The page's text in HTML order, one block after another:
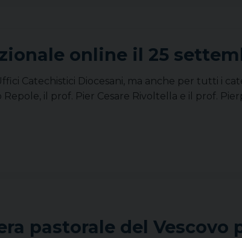
online il 25
Catechistici Diocesani, ma anche per tutti i
il prof. Pier Cesare Rivoltella e il prof.
pastorale del Vescovo